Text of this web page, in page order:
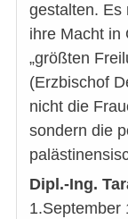
gestalten. Es
ihre Macht in
„größten
(Erzbischof
nicht die
sondern die
Dipl.-Ing.
1.September